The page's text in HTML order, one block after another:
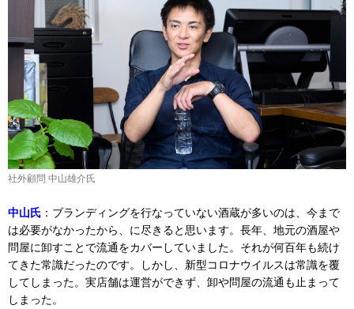
社外顧問 中山雄介氏
中山氏 ：ブランディングを行なっていない酒蔵が多いのは、今まで
は必要がなかったから、に尽きると思います。長年、地元の酒屋や
問屋に卸すことで流通をカバーしていました。それが何百年も続け
てきた常識だったのです。しかし、新型コロナウイルスは常識を覆
してしまった。実店舗は運営ができず、卸や問屋の流通も止まって
しまった。